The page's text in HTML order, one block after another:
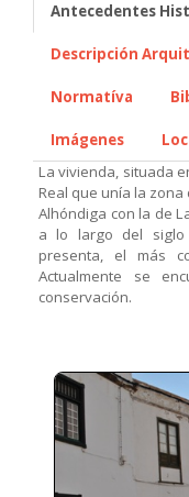
Antecedentes
Descripción
Normatíva
Imágenes
La vivienda, situada
Real que unía la zona
Alhóndiga con la de
a lo largo del siglo
presenta, el más
Actualmente se
conservación.